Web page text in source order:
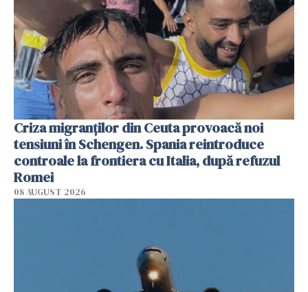
Criza migranților din Ceuta provoacă noi
tensiuni în Schengen. Spania reintroduce
controale la frontiera cu Italia, după refuzul
Romei
08 AUGUST 2026